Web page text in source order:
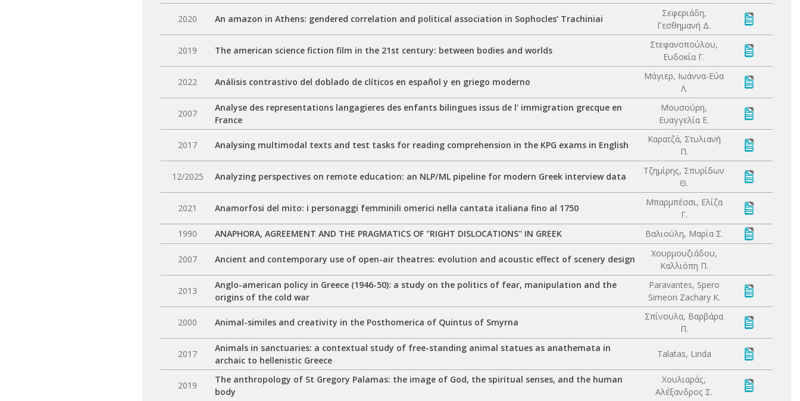
2020 An amazon in Athens: gendered correlation and political association in Sophocles’ Trachiniai
Σεφεριάδη,
Γεσθημανή Δ.
2019 The american science fiction film in the 21st century: between bodies and worlds
Στεφανοπούλου,
Ευδοκία Γ.
2022 Análisis contrastivo del doblado de clíticos en español y en griego moderno
Μάγιερ, Ιωάννα-Εύα
Λ.
2007
Analyse des representations langagieres des enfants bilingues issus de l' immigration grecque en
France
Μουσούρη,
Ευαγγελία Ε.
2017 Analysing multimodal texts and test tasks for reading comprehension in the KPG exams in English
Καρατζά, Στυλιανή
Π.
12/2025 Analyzing perspectives on remote education: an NLP/ML pipeline for modern Greek interview data
Τζημίρης, Σπυρίδων
Θ.
2021 Anamorfosi del mito: i personaggi femminili omerici nella cantata italiana fino al 1750
Μπαρμπέσσι, Ελίζα
Γ.
1990
ANAPHORA, AGREEMENT AND THE PRAGMATICS OF "RIGHT DISLOCATIONS" IN GREEK Βαλιούλη, Μαρία Σ.
2007 Ancient and contemporary use of open-air theatres: evolution and acoustic effect of scenery design
Χουρμουζιάδου,
Καλλιόπη Π.
2013
Anglo-american policy in Greece (1946-50): a study on the politics of fear, manipulation and the
origins of the cold war
Paravantes, Spero
Simeon Zachary K.
2000 Animal-similes and creativity in the Posthomerica of Quintus of Smyrna
Σπίνουλα, Βαρβάρα
Π.
2017
Animals in sanctuaries: a contextual study of free-standing animal statues as anathemata in
archaic to hellenistic Greece
Talatas, Linda
2019
The anthropology of St Gregory Palamas: the image of God, the spiritual senses, and the human
body
Χουλιαράς,
Αλέξανδρος Σ.